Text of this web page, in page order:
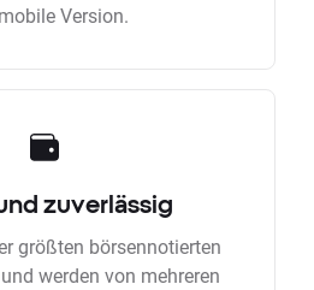
Version.
zuverlässig
größten börsennotierten
werden von mehreren